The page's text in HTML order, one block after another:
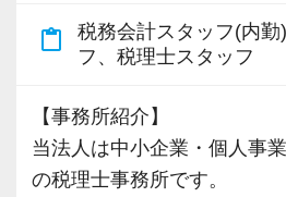
＜社内環境＞
格勉強中の方も学校等にも
もちろん勉強中の方は積極
容も考慮します。
content_paste
税務会計スタッフ(内
フ、税理士スタッフ
【事務所紹介】
当法人は中小企業・個人事
の税理士事務所です。